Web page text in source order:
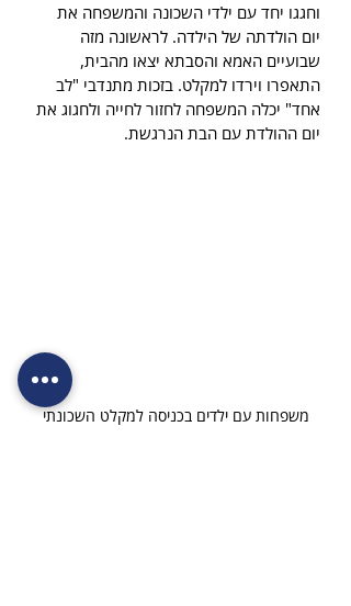
וחגגו יחד עם ילדי השכונה והמשפחה את
יום הולדתה של הילדה. לראשונה מזה
שבועיים האמא והסבתא יצאו מהבית,
התאפרו וירדו למקלט. בזכות מתנדבי "לב
אחד" יכלה המשפחה לחזור לחייה ולחגוג את
יום ההולדת עם הבת הנרגשת.
משפחות עם ילדים בכניסה למקלט השכונתי